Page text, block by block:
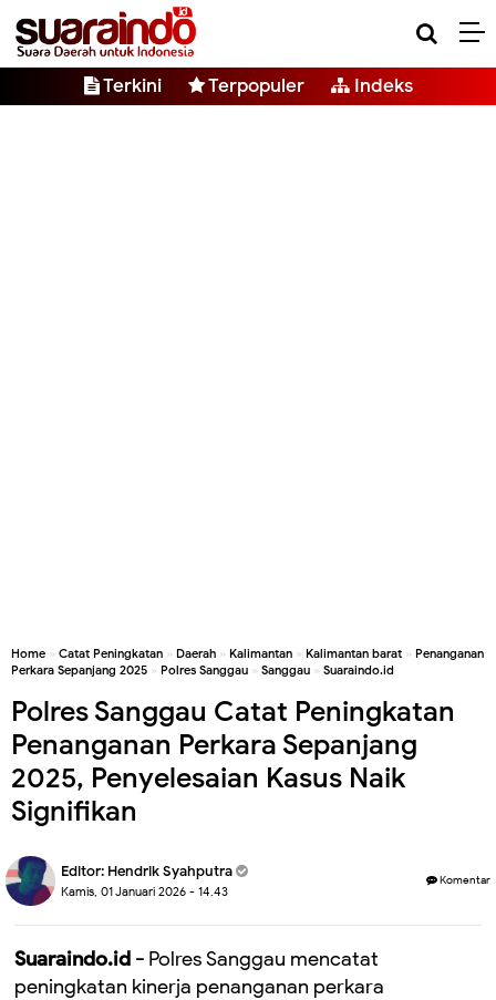
Terkini Terpopuler Indeks
Home » Catat Peningkatan » Daerah » Kalimantan » Kalimantan barat » Penanganan
Perkara Sepanjang 2025 » Polres Sanggau » Sanggau » Suaraindo.id
Polres Sanggau Catat Peningkatan
Penanganan Perkara Sepanjang
2025, Penyelesaian Kasus Naik
Signifikan
Editor: Hendrik Syahputra
Kamis, 01 Januari 2026 - 14.43
Komentar
Suaraindo.id - Polres Sanggau mencatat
peningkatan kinerja penanganan perkara